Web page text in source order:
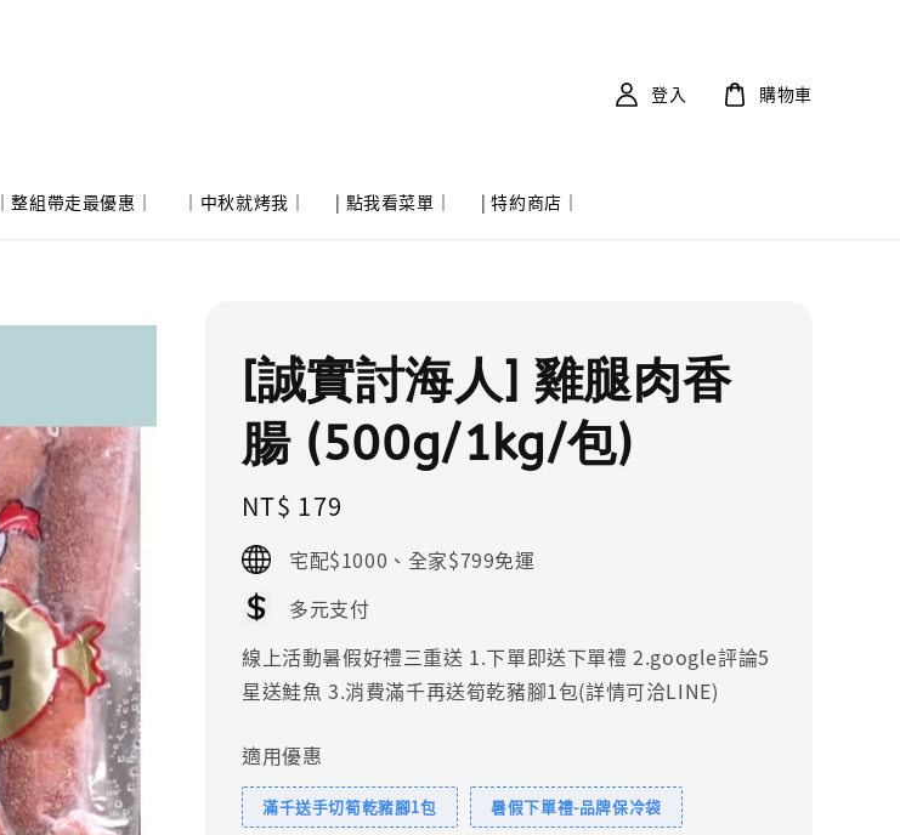
｜整組帶走最優惠｜ ｜中秋就烤我｜ | 點我看菜單｜ | 特約商店｜
登入 購物車
[誠實討海人] 雞腿肉香
腸 (500g/1kg/包)
Regular
price
NT$ 179
宅配$1000、全家$799免運
多元支付
線上活動暑假好禮三重送 1.下單即送下單禮 2.google評論5
星送鮭魚 3.消費滿千再送筍乾豬腳1包(詳情可洽LINE)
適用優惠
滿千送手切筍乾豬腳1包 暑假下單禮-品牌保冷袋